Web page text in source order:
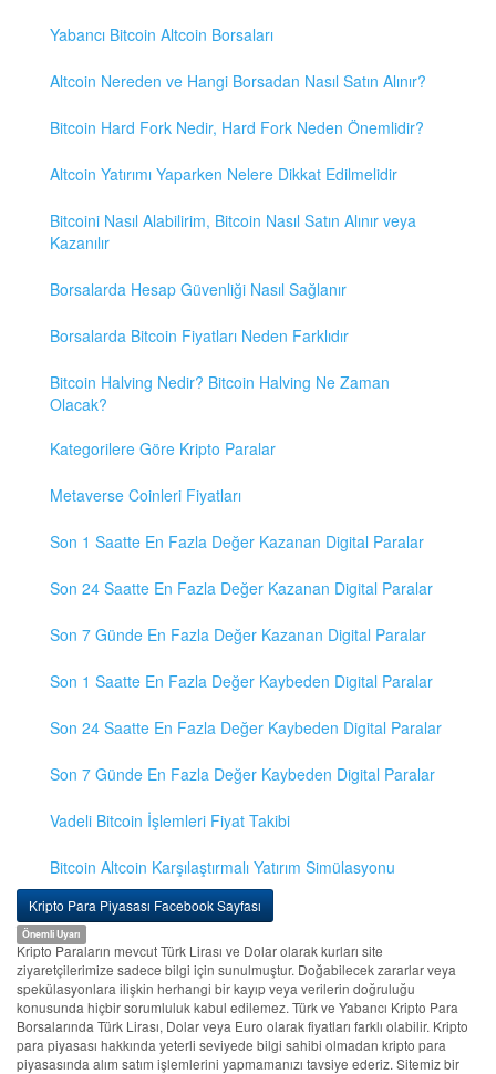
Yabancı Bitcoin Altcoin Borsaları
Altcoin Nereden ve Hangi Borsadan Nasıl Satın Alınır?
Bitcoin Hard Fork Nedir, Hard Fork Neden Önemlidir?
Altcoin Yatırımı Yaparken Nelere Dikkat Edilmelidir
Bitcoini Nasıl Alabilirim, Bitcoin Nasıl Satın Alınır veya
Kazanılır
Borsalarda Hesap Güvenliği Nasıl Sağlanır
Borsalarda Bitcoin Fiyatları Neden Farklıdır
Bitcoin Halving Nedir? Bitcoin Halving Ne Zaman
Olacak?
Kategorilere Göre Kripto Paralar
Metaverse Coinleri Fiyatları
Son 1 Saatte En Fazla Değer Kazanan Digital Paralar
Son 24 Saatte En Fazla Değer Kazanan Digital Paralar
Son 7 Günde En Fazla Değer Kazanan Digital Paralar
Son 1 Saatte En Fazla Değer Kaybeden Digital Paralar
Son 24 Saatte En Fazla Değer Kaybeden Digital Paralar
Son 7 Günde En Fazla Değer Kaybeden Digital Paralar
Vadeli Bitcoin İşlemleri Fiyat Takibi
Bitcoin Altcoin Karşılaştırmalı Yatırım Simülasyonu
Kripto Para Piyasası Facebook Sayfası
Önemli Uyarı
Kripto Paraların mevcut Türk Lirası ve Dolar olarak kurları site
ziyaretçilerimize sadece bilgi için sunulmuştur. Doğabilecek zararlar veya
spekülasyonlara ilişkin herhangi bir kayıp veya verilerin doğruluğu
konusunda hiçbir sorumluluk kabul edilemez. Türk ve Yabancı Kripto Para
Borsalarında Türk Lirası, Dolar veya Euro olarak fiyatları farklı olabilir. Kripto
para piyasası hakkında yeterli seviyede bilgi sahibi olmadan kripto para
piyasasında alım satım işlemlerini yapmamanızı tavsiye ederiz. Sitemiz bir